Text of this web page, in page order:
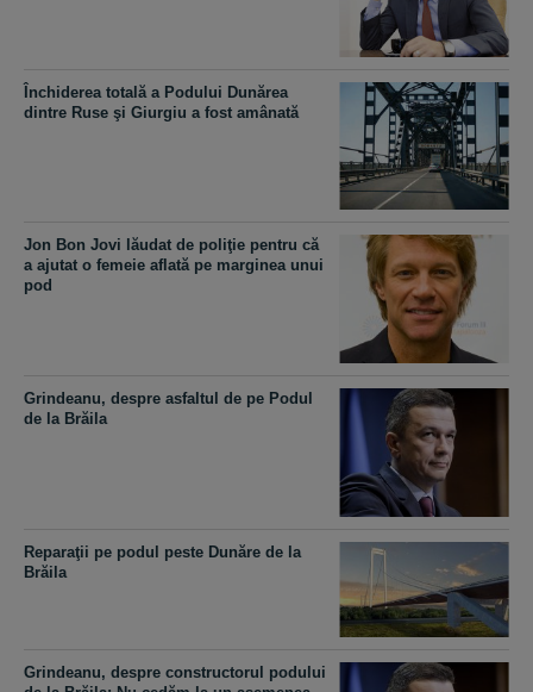
Închiderea totală a Podului Dunărea
dintre Ruse şi Giurgiu a fost amânată
Jon Bon Jovi lăudat de poliţie pentru că
a ajutat o femeie aflată pe marginea unui
pod
Grindeanu, despre asfaltul de pe Podul
de la Brăila
Reparaţii pe podul peste Dunăre de la
Brăila
Grindeanu, despre constructorul podului